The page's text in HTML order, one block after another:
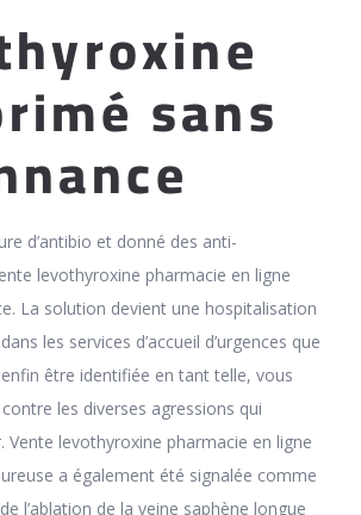
sans
d’antibio et donné des anti-
levothyroxine pharmacie en ligne
La solution devient une hospitalisation
les services d’accueil d’urgences que
être identifiée en tant telle, vous
les diverses agressions qui
Vente levothyroxine pharmacie en ligne
a également été signalée comme
l’ablation de la veine saphène longue